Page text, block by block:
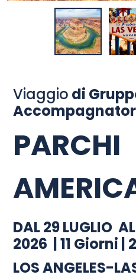
Viaggio di
PARCHI
DAL 29 LUGLIO
2026 | 11 Giorni |
LOS ANGELES-